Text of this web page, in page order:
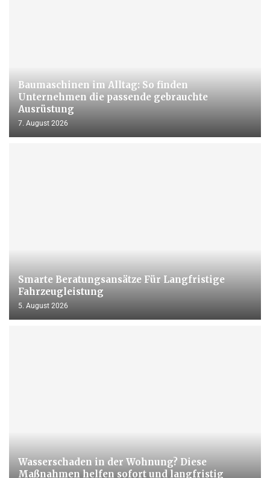
Baumaschinen im Alltag: So finden
Unternehmen die passende gebrauchte
Ausrüstung
7. August 2026
Smarte Beratungsansätze Für Langfristige
Fahrzeugleistung
5. August 2026
Wasserschaden in der Wohnung? Diese
Maßnahmen helfen sofort und langfristig